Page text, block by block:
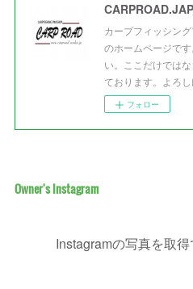
カープフィッシン
のホームページで
い。ここだけでは
ております。よろ
フォロー
Owner's Instagram
Instagramの写真を取得